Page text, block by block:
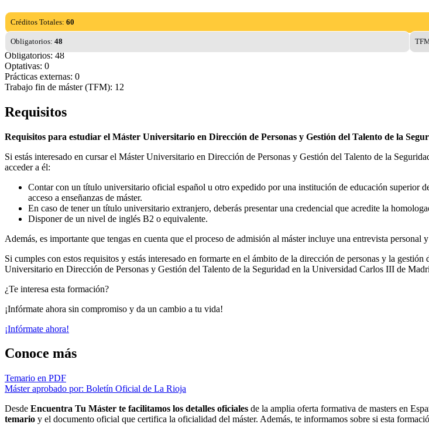
Créditos Totales: 60
Obligatorios: 48
Obligatorios: 48
Optativas: 0
Prácticas externas: 0
Trabajo fin de máster (TFM): 12
Requisitos
Requisitos para estudiar el Máster Universitario en Dirección de Personas y Gestión del Talento de la
Si estás interesado en cursar el Máster Universitario en Dirección de Personas y Gestión del Talento de la
acceder a él:
Contar con un título universitario oficial español u otro expedido por una institución de educación superior
acceso a enseñanzas de máster.
En caso de tener un título universitario extranjero, deberás presentar una credencial que acredite la
Disponer de un nivel de inglés B2 o equivalente.
Además, es importante que tengas en cuenta que el proceso de admisión al máster incluye una entrevista
Si cumples con estos requisitos y estás interesado en formarte en el ámbito de la dirección de personas y la
Universitario en Dirección de Personas y Gestión del Talento de la Seguridad en la Universidad Carlos III de
¿Te interesa esta formación?
¡Infórmate ahora sin compromiso y da un cambio a tu vida!
¡Infórmate ahora!
Conoce más
Temario en PDF
Máster aprobado por: Boletín Oficial de La Rioja
Desde Encuentra Tu Máster te facilitamos los detalles oficiales de la amplia oferta formativa de masters en
temario y el documento oficial que certifica la oficialidad del máster. Además, te informamos sobre si esta